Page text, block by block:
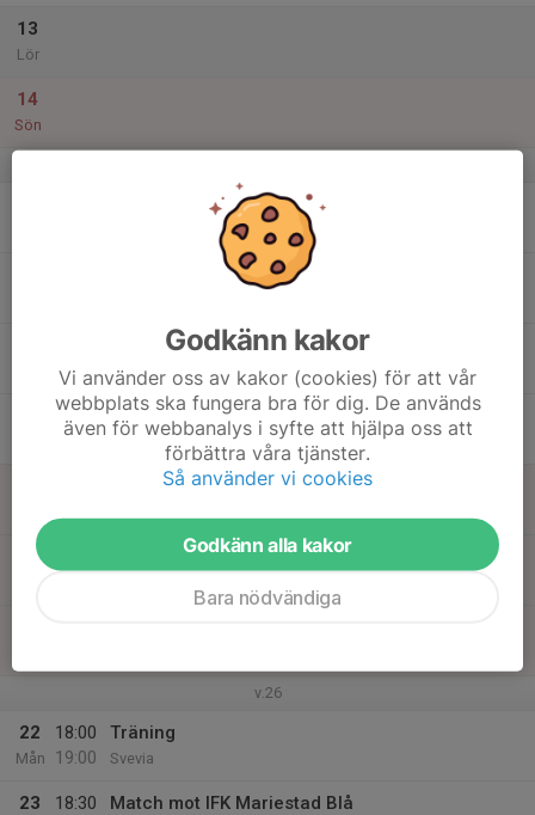
13
Lör
14
Sön
18:00
19:00
Träning
20
v.26
22
Mån
18:00
19:00
Träning
Svevia
23
18:30
Match mot IFK Mariestad Blå
Godkänn kakor
Vi använder oss av kakor (cookies) för att vår
webbplats ska fungera bra för dig. De används
även för webbanalys i syfte att hjälpa oss att
förbättra våra tjänster.
Så använder vi cookies
Godkänn alla kakor
Bara nödvändiga